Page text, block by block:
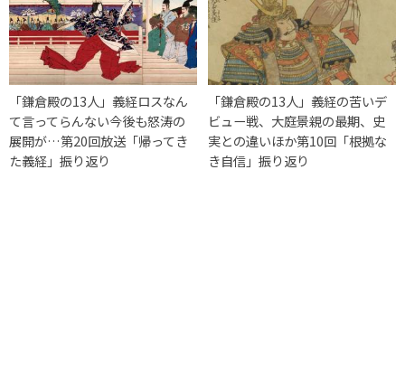
「鎌倉殿の13人」義経ロスなん
て言ってらんない今後も怒涛の
展開が…第20回放送「帰ってき
た義経」振り返り
「鎌倉殿の13人」義経の苦いデ
ビュー戦、大庭景親の最期、史
実との違いほか第10回「根拠な
き自信」振り返り